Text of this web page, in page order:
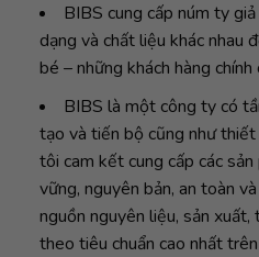
BIBS cung cấp núm ty
dạng và chất liệu khác nhau
bé – những khách hàng chính
BIBS là một công ty có
tạo và tiến bộ cũng như
tôi cam kết cung cấp các
vững, nguyên bản, an toàn
nguồn nguyên liệu, sản xuất,
theo tiêu chuẩn cao nhất